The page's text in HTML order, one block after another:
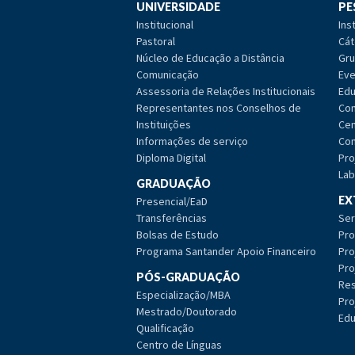
UNIVERSIDADE
Institucional
Pastoral
Núcleo de Educação a Distância
Comunicação
Assessoria de Relações Institucionais
Representantes nos Conselhos de
Instituições
Informações de serviço
Diploma Digital
GRADUAÇÃO
Presencial/EaD
Transferências
Bolsas de Estudo
Programa Santander Apoio Financeiro
PÓS-GRADUAÇÃO
Especialização/MBA
Mestrado/Doutorado
Qualificação
Centro de Línguas